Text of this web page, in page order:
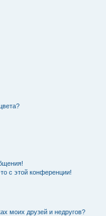
с этой конференции!
моих друзей и недругов?